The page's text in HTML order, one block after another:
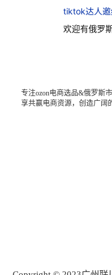
tiktok达人邀
欢迎有俄罗
专注ozon电商选品&俄罗斯
享共赢电商资源，创造广阔